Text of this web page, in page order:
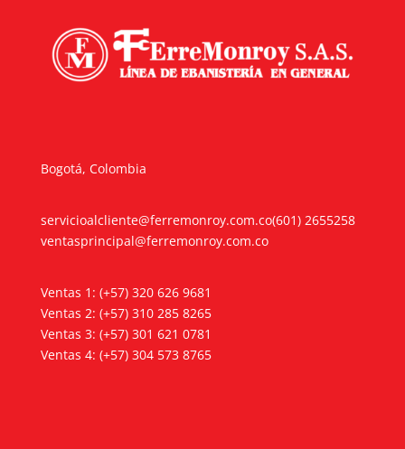
Bogotá, Colombia
servicioalcliente@ferremonroy.com.co
ventasprincipal@ferremonroy.com.co
(601) 2655258
Ventas 1: (+57) 320 626 9681
Ventas 2: (+57) 310 285 8265
Ventas 3: (+57) 301 621 0781
Ventas 4: (+57) 304 573 8765